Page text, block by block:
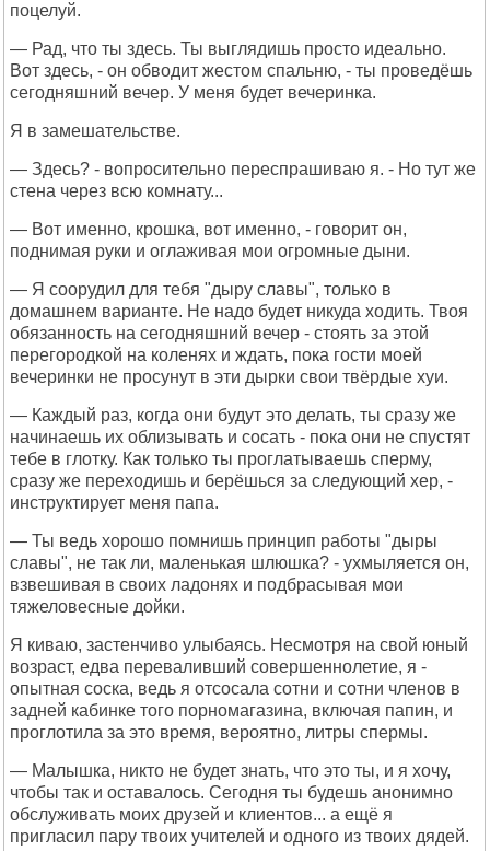
поцелуй.
— Рад, что ты здесь. Ты выглядишь просто идеально.
Вот здесь, - он обводит жестом спальню, - ты проведёшь
сегодняшний вечер. У меня будет вечеринка.
Я в замешательстве.
— Здесь? - вопросительно переспрашиваю я. - Но тут же
стена через всю комнату...
— Вот именно, крошка, вот именно, - говорит он,
поднимая руки и оглаживая мои огромные дыни.
— Я соорудил для тебя "дыру славы", только в
домашнем варианте. Не надо будет никуда ходить. Твоя
обязанность на сегодняшний вечер - стоять за этой
перегородкой на коленях и ждать, пока гости моей
вечеринки не просунут в эти дырки свои твёрдые хуи.
— Каждый раз, когда они будут это делать, ты сразу же
начинаешь их облизывать и сосать - пока они не спустят
тебе в глотку. Как только ты проглатываешь сперму,
сразу же переходишь и берёшься за следующий хер, -
инструктирует меня папа.
— Ты ведь хорошо помнишь принцип работы "дыры
славы", не так ли, маленькая шлюшка? - ухмыляется он,
взвешивая в своих ладонях и подбрасывая мои
тяжеловесные дойки.
Я киваю, застенчиво улыбаясь. Несмотря на свой юный
возраст, едва переваливший совершеннолетие, я -
опытная соска, ведь я отсосала сотни и сотни членов в
задней кабинке того порномагазина, включая папин, и
проглотила за это время, вероятно, литры спермы.
— Малышка, никто не будет знать, что это ты, и я хочу,
чтобы так и оставалось. Сегодня ты будешь анонимно
обслуживать моих друзей и клиентов... а ещё я
пригласил пару твоих учителей и одного из твоих дядей.